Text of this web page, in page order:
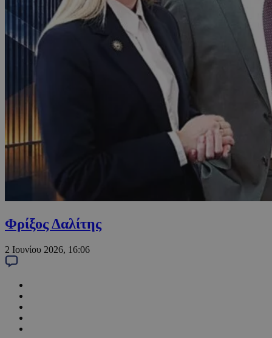
Φρίξος Δαλίτης
2 Ιουνίου 2026, 16:06